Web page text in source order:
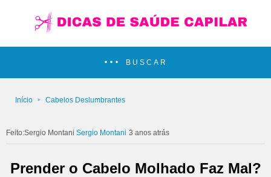
BUSCAR
Início Cabelos Deslumbrantes
Sergio Montani 3 anos atrás
Prender o Cabelo Molhado Faz Mal?